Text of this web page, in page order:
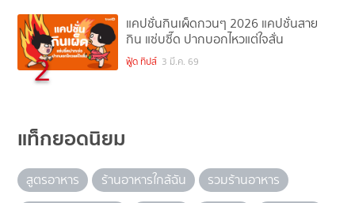
2
แคปชั่นกินเผ็ดกวนๆ 2026 แคปชั่นสาย
กิน แซ่บซี๊ด ปากบอกไหวแต่ใจสั่น
ฟู้ด ทิปส์ 3 มี.ค. 69
แท็กยอดนิยม
สูตรอาหาร ร้านอาหารใกล้ฉัน
รวมร้านอาหาร